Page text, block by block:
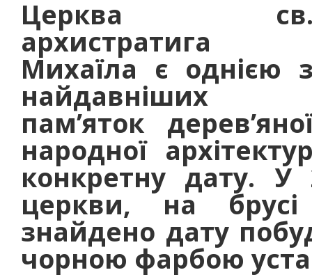
Церква
архистратига
Михаїла є однією
найдавніших
пам’яток
народної
конкретну дату. У
церкви, на брусі
знайдено дату
чорною фарбою